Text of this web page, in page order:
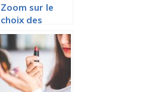
Zoom sur le
choix des
produits
cosmétiques